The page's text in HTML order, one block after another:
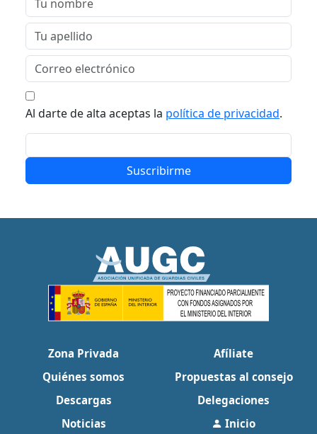
Al darte de alta aceptas la política de privacidad.
Suscribirme
Zona Privada
Afíliate
Quiénes somos
Propuestas al consejo
Descargas
Delegaciones
Noticias
Inicio